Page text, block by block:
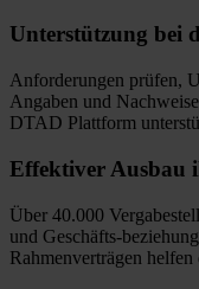
Unterstützung bei
Anforderungen prüfen,
Angaben und
DTAD Plattform
Effektiver Ausbau
Über 40.000
und Geschäfts-
Rahmenverträgen